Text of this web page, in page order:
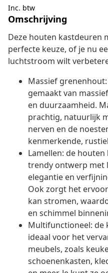
Inc. btw
Omschrijving
Deze houten kastdeuren
perfecte keuze, of je nu
luchtstroom wilt
Massief
gemaakt van
en duurzaamheid.
prachtig, natuurlijk
nerven en de
kenmerkende,
Lamellen: de
trendy ontwerp met
elegantie en
Ook zorgt het
kan stromen,
en schimmel
Multifunctioneel: de
ideaal voor het
meubels, zoals
schoenenkasten,